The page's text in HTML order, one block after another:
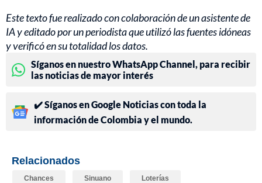
Este texto fue realizado con colaboración de un asistente de
IA y editado por un periodista que utilizó las fuentes idóneas
y verificó en su totalidad los datos.
Síganos en nuestro WhatsApp Channel, para recibir
las noticias de mayor interés
✔️ Síganos en Google Noticias con toda la
información de Colombia y el mundo.
Relacionados
Chances Sinuano Loterías